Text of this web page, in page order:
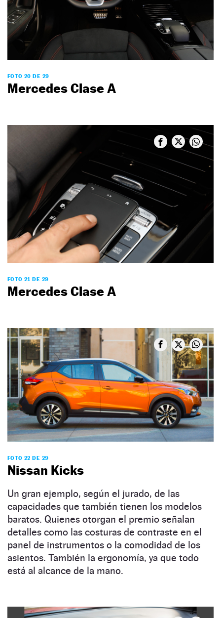
FOTO 20 DE 29
Mercedes Clase A
FOTO 21 DE 29
Mercedes Clase A
FOTO 22 DE 29
Nissan Kicks
Un gran ejemplo, según el jurado, de las
capacidades que también tienen los modelos
baratos. Quienes otorgan el premio señalan
detalles como las costuras de contraste en el
panel de instrumentos o la comodidad de los
asientos. También la ergonomía, ya que todo
está al alcance de la mano.